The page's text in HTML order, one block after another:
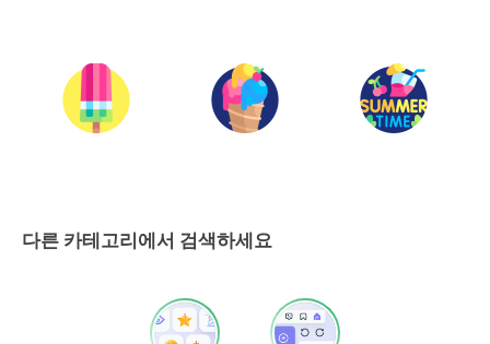
다른 카테고리에서 검색하세요